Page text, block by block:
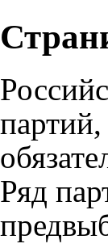
Ряд